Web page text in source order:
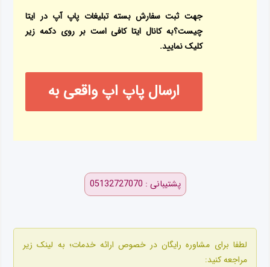
جهت ثبت سفارش بسته تبلیغات پاپ آپ در ایتا
چیست؟به کانال ایتا کافی است بر روی دکمه زیر
کلیک نمایید.
ارسال پاپ اپ واقعی به
پشتیبانی : 05132727070
لطفا برای مشاوره رایگان در خصوص ارائه خدمات؛ به لینک زیر
مراجعه کنید: